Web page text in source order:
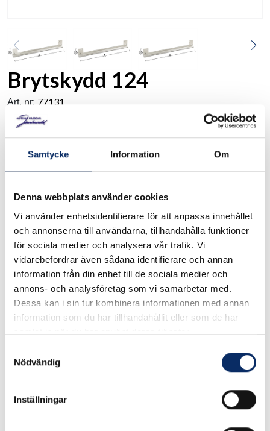
Samtycke Information Om
Denna webbplats använder cookies
Vi använder enhetsidentifierare för att anpassa innehållet
och annonserna till användarna, tillhandahålla funktioner
för sociala medier och analysera vår trafik. Vi
vidarebefordrar även sådana identifierare och annan
information från din enhet till de sociala medier och
annons- och analysföretag som vi samarbetar med.
Dessa kan i sin tur kombinera informationen med annan
information som du har tillhandahållit eller som de har
samlat in när du har använt deras tjänster.
Nödvändig
Inställningar
Brytskydd 124
Art. nr: 77131
Brytskydd av stål i T-profil. Monteras på dörrens utsida på
dörrbladet mellan dörr och karm för att motverka
manipulation av låsfallen i låshuset. A-mått 330mm.
Se måttskiss under produktinformation
I lager
Välj Längd
Välj Längd
remove
243kr
Lägg i varukorg